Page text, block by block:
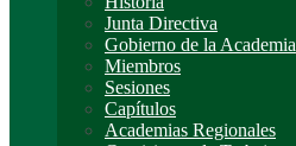
Junta Directiva
Gobierno de la Academia
Miembros
Sesiones
Capítulos
Academias Regionales